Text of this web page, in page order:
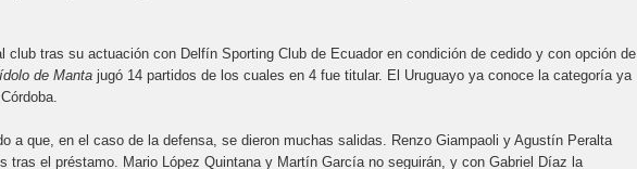
club tras su actuación con Delfín Sporting Club de Ecuador en condición de cedido y con opción de
de Manta jugó 14 partidos de los cuales en 4 fue titular. El Uruguayo ya conoce la categoría ya
a que, en el caso de la defensa, se dieron muchas salidas. Renzo Giampaoli y Agustín Peralta
tras el préstamo. Mario López Quintana y Martín García no seguirán, y con Gabriel Díaz la